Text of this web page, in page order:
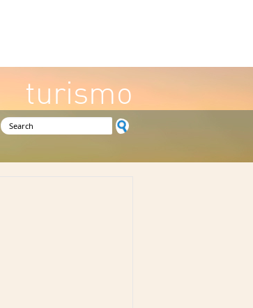
turismo
Search form